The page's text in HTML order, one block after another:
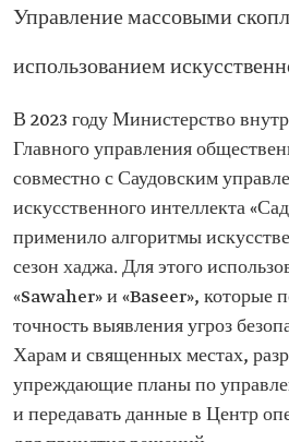
Управление массовыми
использованием
В 2023 году Министерство
Главного управления
совместно с Саудовским
искусственного интеллекта
применило алгоритмы
сезон хаджа. Для этого
«Sawaher» и «Baseer», которые
точность выявления угроз
Харам и священных местах,
упреждающие планы по
и передавать данные в Центр